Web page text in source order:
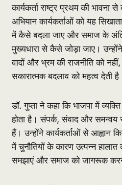
कार्यकर्ता राष्ट्र प्रथम की भावना
अभियान कार्यकर्ताओं को यह
में कैसे बदला जाए और समाज के
मुख्यधारा से कैसे जोड़ा जाए।
वादों और भ्रम की राजनीति को
सकारात्मक बदलाव को महत्व देती
डॉ. गुप्ता ने कहा कि भाजपा में
होता है। संपर्क, संवाद और
हैं। उन्होंने कार्यकर्ताओं से आह्वान
में चुनौतियों के कारण उत्पन्न
समझाएं और समाज को जागरूक